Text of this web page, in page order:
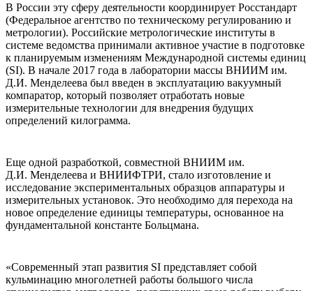
В России эту сферу деятельности координирует Росстандарт
(Федеральное агентство по техническому регулированию и
метрологии). Российские метрологические институты в
системе ведомства принимали активное участие в подготовке
к планируемым изменениям Международной системы единиц
(SI). В начале 2017 года в лаборатории массы ВНИИМ им.
Д.И. Менделеева был введен в эксплуатацию вакуумный
компаратор, который позволяет отработать новые
измерительные технологии для внедрения будущих
определений килограмма.
Еще одной разработкой, совместной ВНИИМ им.
Д.И. Менделеева и ВНИИФТРИ, стало изготовление и
исследование экспериментальных образцов аппаратуры и
измерительных установок. Это необходимо для перехода на
новое определение единицы температуры, основанное на
фундаментальной константе Больцмана.
«Современный этап развития SI представляет собой
кульминацию многолетней работы большого числа